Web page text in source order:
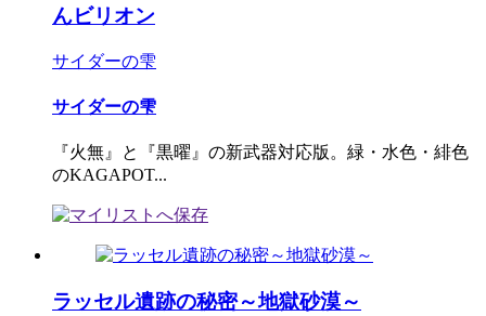
んビリオン
サイダーの雫
サイダーの雫
『火無』と『黒曜』の新武器対応版。緑・水色・緋色
のKAGAPOT...
ラッセル遺跡の秘密～地獄砂漠～